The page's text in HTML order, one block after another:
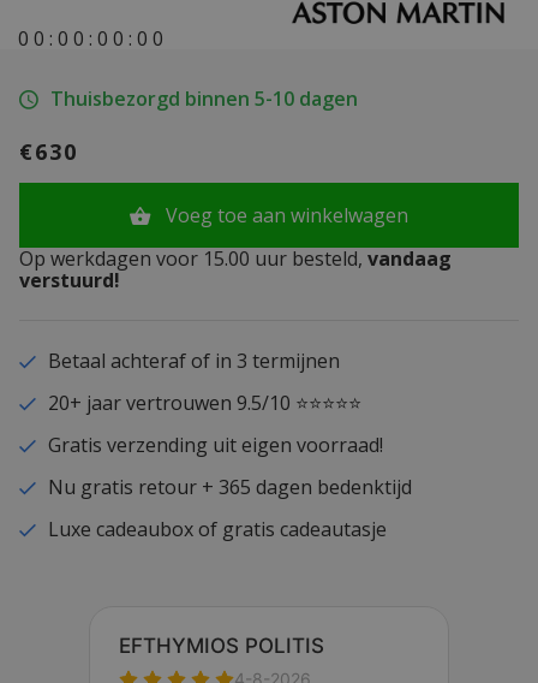
0 0 : 0 0 : 0 0 : 0 0
Thuisbezorgd binnen 5-10 dagen
€630
Voeg toe aan winkelwagen
Op werkdagen voor 15.00 uur besteld, vandaag
verstuurd!
Betaal achteraf of in 3 termijnen
20+ jaar vertrouwen 9.5/10 ⭐⭐⭐⭐⭐
Gratis verzending uit eigen voorraad!
Nu gratis retour + 365 dagen bedenktijd
Luxe cadeaubox of gratis cadeautasje